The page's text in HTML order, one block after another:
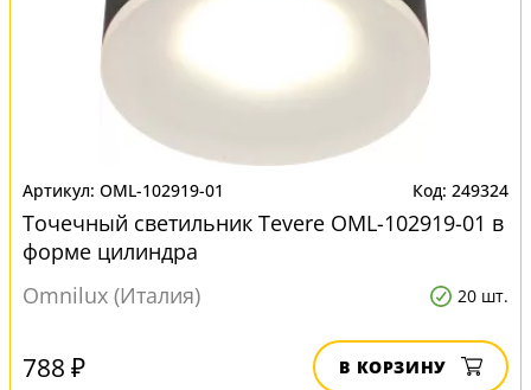
OML-102919-01 249324
Точечный светильник Tevere OML-102919-01 в
форме цилиндра
Omnilux (Италия)
20 шт.
788 ₽ В КОРЗИНУ